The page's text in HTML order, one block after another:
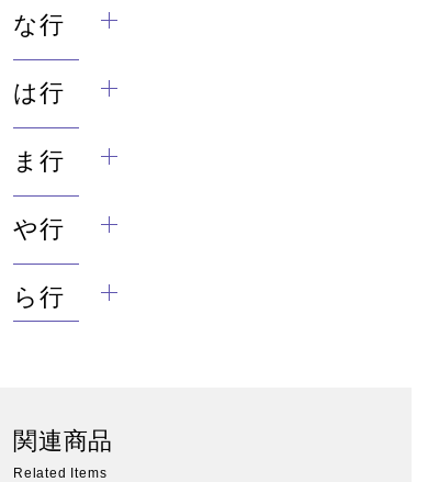
な行
は行
ま行
や行
ら行
関連商品
Related Items